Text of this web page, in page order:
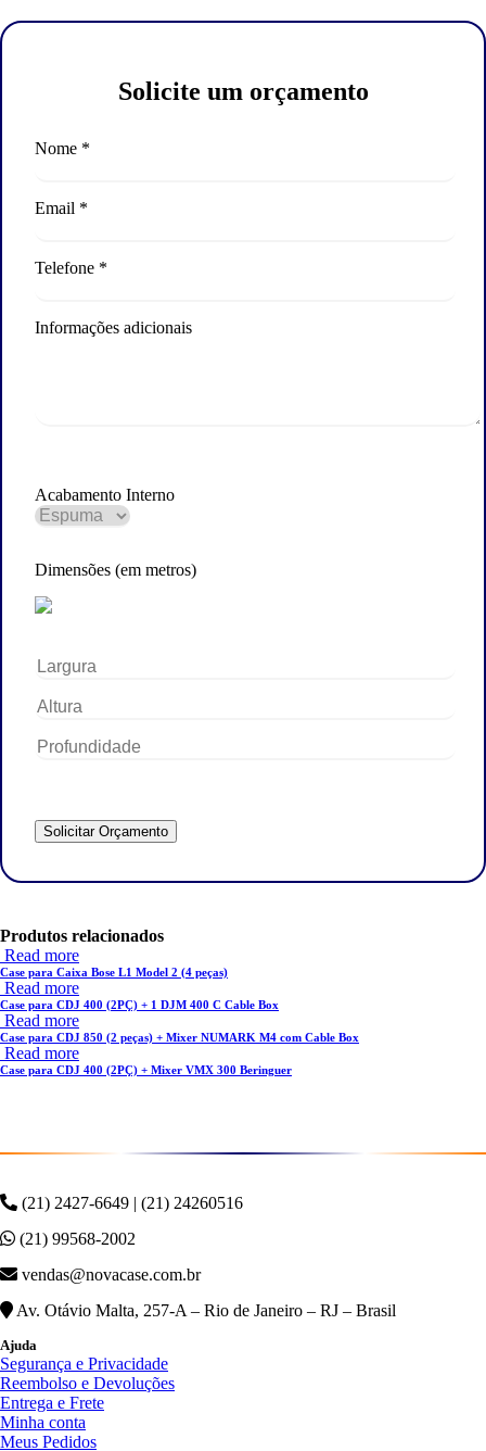
Solicite um orçamento
Nome *
Email *
Telefone *
Informações adicionais
Acabamento Interno
Dimensões (em metros)
Produtos relacionados
Read more
Case para Caixa Bose L1 Model 2 (4 peças)
Read more
Case para CDJ 400 (2PÇ) + 1 DJM 400 C Cable Box
Read more
Case para CDJ 850 (2 peças) + Mixer NUMARK M4 com Cable Box
Read more
Case para CDJ 400 (2PÇ) + Mixer VMX 300 Beringuer
(21) 2427-6649 | (21) 24260516
(21) 99568-2002
vendas@novacase.com.br
Av. Otávio Malta, 257-A – Rio de Janeiro – RJ – Brasil
Ajuda
Segurança e Privacidade
Reembolso e Devoluções
Entrega e Frete
Minha conta
Meus Pedidos